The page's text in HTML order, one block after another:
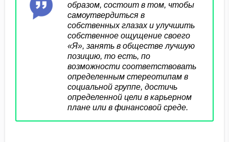
образом, состоит в том, чтобы
самоутвердиться в
собственных глазах и улучшить
собственное ощущение своего
«Я», занять в обществе лучшую
позицию, то есть, по
возможности соответствовать
определенным стереотипам в
социальной группе, достичь
определенной цели в карьерном
плане или в финансовой среде.